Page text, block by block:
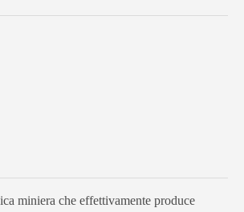
miniera che effettivamente produce